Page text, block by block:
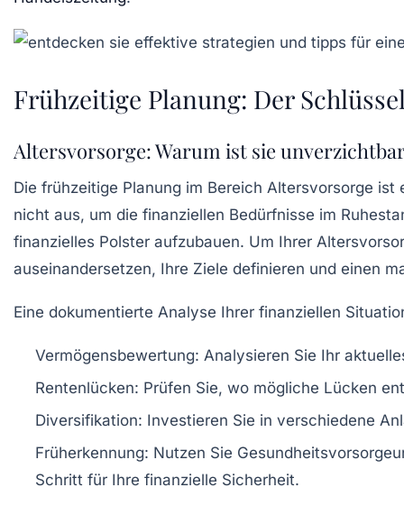
Frühzeitige Planung: Der
Altersvorsorge: Warum ist sie
Die frühzeitige Planung im Bereich Altersvorsorge ist
nicht aus, um die finanziellen Bedürfnisse im
finanzielles Polster aufzubauen. Um Ihrer
auseinandersetzen, Ihre Ziele definieren und einen
Eine dokumentierte Analyse Ihrer finanziellen
Vermögensbewertung: Analysieren Sie Ihr
Rentenlücken: Prüfen Sie, wo mögliche Lücken
Diversifikation: Investieren Sie in verschiedene
Früherkennung: Nutzen Sie
Schritt für Ihre finanzielle Sicherheit.